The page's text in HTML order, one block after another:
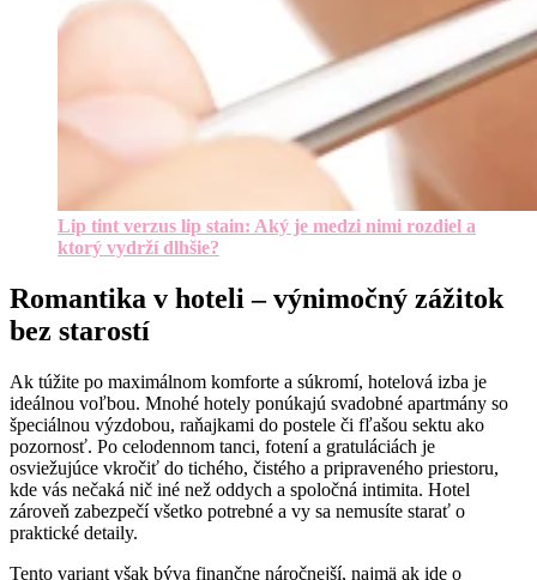
Lip tint verzus lip stain: Aký je medzi nimi rozdiel a
ktorý vydrží dlhšie?
Romantika v hoteli – výnimočný zážitok
bez starostí
Ak túžite po maximálnom komforte a súkromí, hotelová izba je
ideálnou voľbou. Mnohé hotely ponúkajú svadobné apartmány so
špeciálnou výzdobou, raňajkami do postele či fľašou sektu ako
pozornosť. Po celodennom tanci, fotení a gratuláciách je
osviežujúce vkročiť do tichého, čistého a pripraveného priestoru,
kde vás nečaká nič iné než oddych a spoločná intimita. Hotel
zároveň zabezpečí všetko potrebné a vy sa nemusíte starať o
praktické detaily.
Tento variant však býva finančne náročnejší, najmä ak ide o